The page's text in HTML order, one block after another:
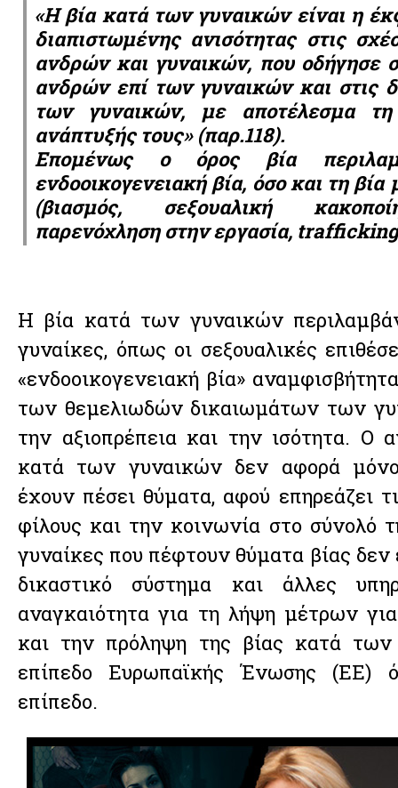
«Η βία κατά των γυναικών είναι η
διαπιστωμένης ανισότητας στις
ανδρών και γυναικών, που οδήγησε
ανδρών επί των γυναικών και στις
των γυναικών, με αποτέλεσμα τη
ανάπτυξής τους» (παρ.118).
Επομένως ο όρος βία
ενδοοικογενειακή βία, όσο και τη
(βιασμός, σεξουαλική
παρενόχληση στην εργασία,
Η βία κατά των γυναικών
γυναίκες, όπως οι σεξουαλικές
«ενδοοικογενειακή βία»
των θεμελιωδών δικαιωμάτων των
την αξιοπρέπεια και την ισότητα. Ο
κατά των γυναικών δεν αφορά
έχουν πέσει θύματα, αφού επηρεάζει
φίλους και την κοινωνία στο σύνολό
γυναίκες που πέφτουν θύματα βίας
δικαστικό σύστημα και άλλες
αναγκαιότητα για τη λήψη μέτρων
και την πρόληψη της βίας κατά
επίπεδο Ευρωπαϊκής Ένωσης (ΕΕ)
επίπεδο.